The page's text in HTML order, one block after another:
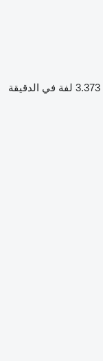
3.373 لفة في الدقيقة